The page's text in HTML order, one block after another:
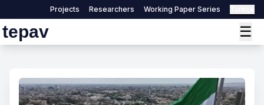
Projects Researchers Working Paper Series
tepav ☰